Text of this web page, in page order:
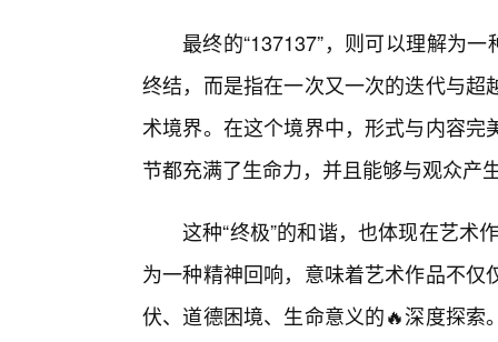
最终的“137137”，则可以理解为
终结，而是指在一次又一次的迭代与
术境界。在这个境界中，形式与内容
节都充满了生命力，并且能够与观众产
这种“终极”的和谐，也体现在艺术
为一种精神回响，意味着艺术作品不
伏、道德困境、生命意义的🔥深度探